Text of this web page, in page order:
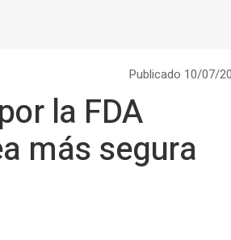
Publicado 10/07/
la FDA
más segura